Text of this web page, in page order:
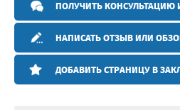
ПОЛУЧИТЬ КОНСУЛЬТАЦИЮ
НАПИСАТЬ ОТЗЫВ ИЛИ
ДОБАВИТЬ СТРАНИЦУ В